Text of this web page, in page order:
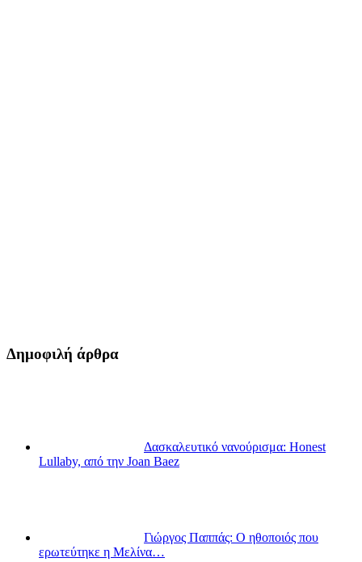
Δημοφιλή άρθρα
Δασκαλευτικό νανούρισμα: Honest
Lullaby, από την Joan Baez
Γιώργος Παππάς: Ο ηθοποιός που
ερωτεύτηκε η Μελίνα…